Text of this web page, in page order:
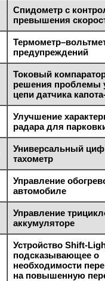
Спидометр с
превышения
предупреждений
Токовый
решения проблемы
цепи датчика
Улучшение
радара для
Универсальный
тахометр
Управление
автомобиле
Управление
аккумуляторе
Устройство Shift-
подсказывающее о
необходимости
на повышенную